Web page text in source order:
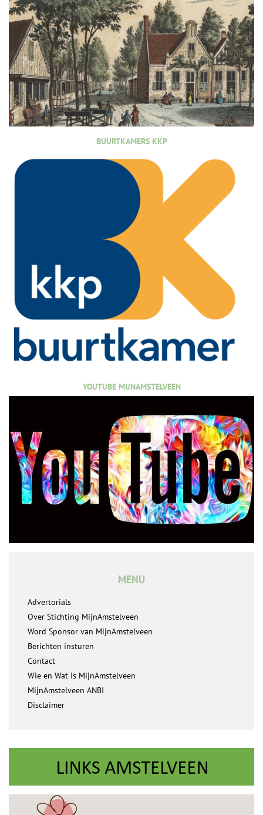
BUURTKAMERS KKP
YOUTUBE MIJNAMSTELVEEN
MENU
Advertorials
Over Stichting MijnAmstelveen
Word Sponsor van MijnAmstelveen
Berichten insturen
Contact
Wie en Wat is MijnAmstelveen
MijnAmstelveen ANBI
Disclaimer